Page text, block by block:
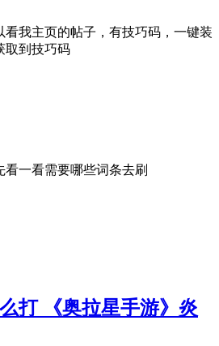
我主页的帖子，有技巧码，一键装
取到技巧码
一看需要哪些词条去刷
打 《奥拉星手游》炎